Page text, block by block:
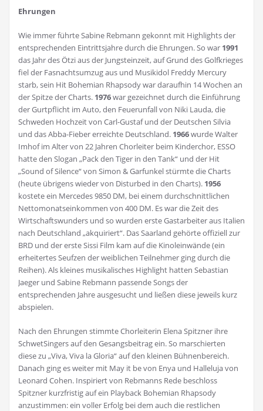
Ehrungen
Wie immer führte Sabine Rebmann gekonnt mit Highlights der
entsprechenden Eintrittsjahre durch die Ehrungen. So war 1991
das Jahr des Ötzi aus der Jungsteinzeit, auf Grund des Golfkrieges
fiel der Fasnachtsumzug aus und Musikidol Freddy Mercury
starb, sein Hit Bohemian Rhapsody war daraufhin 14 Wochen an
der Spitze der Charts. 1976war gezeichnet durch die Einführung
der Gurtpflicht im Auto, den Feuerunfall von Niki Lauda, die
Schweden Hochzeit von Carl-Gustaf und der Deutschen Silvia
und das Abba-Fieber erreichte Deutschland. 1966wurde Walter
Imhof im Alter von 22 Jahren Chorleiter beim Kinderchor, ESSO
hatte den Slogan „Pack den Tiger in den Tank“ und der Hit
„Sound of Silence“ von Simon & Garfunkel stürmte die Charts
(heute übrigens wieder von Disturbed in den Charts). 1956
kostete ein Mercedes 9850 DM, bei einem durchschnittlichen
Nettomonatseinkommen von 400 DM. Es war die Zeit des
Wirtschaftswunders und so wurden erste Gastarbeiter aus Italien
nach Deutschland „akquiriert“. Das Saarland gehörte offiziell zur
BRD und der erste Sissi Film kam auf die Kinoleinwände (ein
erheitertes Seufzen der weiblichen Teilnehmer ging durch die
Reihen). Als kleines musikalisches Highlight hatten Sebastian
Jaeger und Sabine Rebmann passende Songs der
entsprechenden Jahre ausgesucht und ließen diese jeweils kurz
abspielen.
Nach den Ehrungen stimmte Chorleiterin Elena Spitzner ihre
SchwetSingers auf den Gesangsbeitrag ein. So marschierten
diese zu „Viva, Viva la Gloria“ auf den kleinen Bühnenbereich.
Danach ging es weiter mit May it be von Enya und Halleluja von
Leonard Cohen. Inspiriert von Rebmanns Rede beschloss
Spitzner kurzfristig auf ein Playback Bohemian Rhapsody
anzustimmen: ein voller Erfolg bei dem auch die restlichen